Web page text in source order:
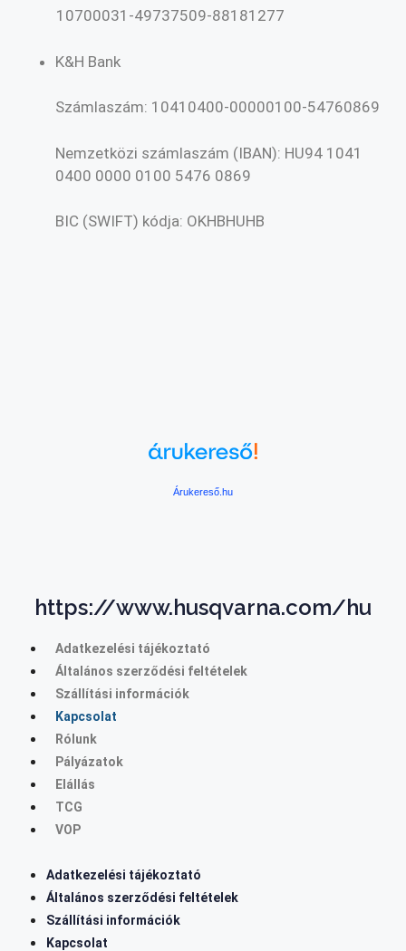
10700031-49737509-88181277
K&H Bank
Számlaszám: 10410400-00000100-54760869
Nemzetközi számlaszám (IBAN): HU94 1041
0400 0000 0100 5476 0869
BIC (SWIFT) kódja: OKHBHUHB
Árukereső.hu
https://www.husqvarna.com/hu
Adatkezelési tájékoztató
Általános szerződési feltételek
Szállítási információk
Kapcsolat
Rólunk
Pályázatok
Elállás
TCG
VOP
Adatkezelési tájékoztató
Általános szerződési feltételek
Szállítási információk
Kapcsolat